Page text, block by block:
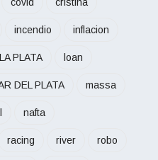
incendio inflacion
LA PLATA loan
DEL PLATA massa
nafta
racing river robo